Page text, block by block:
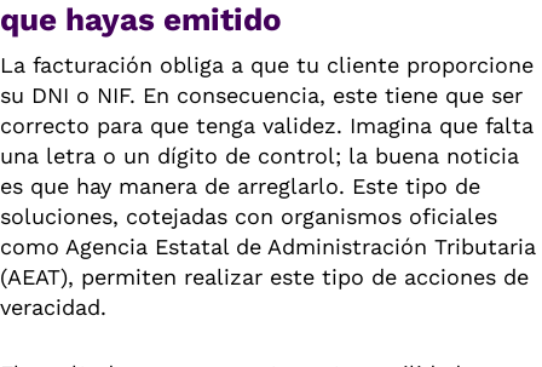
que hayas emitido
La facturación obliga a que tu cliente proporcione
su DNI o NIF. En consecuencia, este tiene que ser
correcto para que tenga validez. Imagina que falta
una letra o un dígito de control; la buena noticia
es que hay manera de arreglarlo. Este tipo de
soluciones, cotejadas con organismos oficiales
como Agencia Estatal de Administración Tributaria
(AEAT), permiten realizar este tipo de acciones de
veracidad.